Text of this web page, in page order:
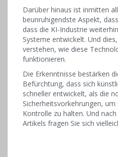
Darüber hinaus ist inmitten
beunruhigendste Aspekt,
dass die KI-Industrie
Systeme entwickelt. Und
verstehen, wie diese
funktionieren.
Die Erkenntnisse bestärken
Befürchtung, dass sich
schneller entwickelt, als die
Sicherheitsvorkehrungen,
Kontrolle zu halten. Und
Artikels fragen Sie sich